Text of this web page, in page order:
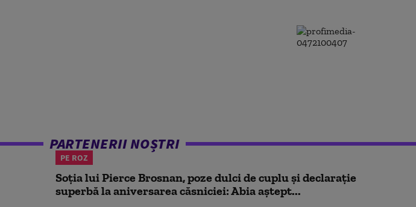
PARTENERII NOȘTRI
PE ROZ
Soția lui Pierce Brosnan, poze dulci de cuplu și declarație
superbă la aniversarea căsniciei: Abia aștept...